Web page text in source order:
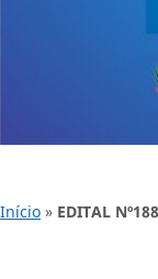
Início » EDITAL